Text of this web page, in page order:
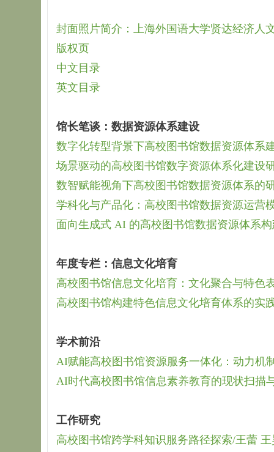
封面照片简介：上海外国语大学贤达经济人
版权页
中文目录
英文目录
馆长笔谈：数据资源体系建设
数字化转型背景下高校图书馆数据资源体系
场景驱动的高校图书馆数字资源体系化建设
数智赋能视角下高校图书馆数据资源体系的
学科化与产品化：高校图书馆数据资源运营
面向生成式 AI 的高校图书馆数据资源体系
年度专栏：信息文化培育
高校图书馆信息文化培育：文化聚合与特色
高校图书馆构建特色信息文化培育体系的实
学术前沿
AI赋能高校图书馆资源服务一体化：动力机
AI时代高校图书馆信息素养教育的现状扫描
工作研究
高校图书馆跨学科知识服务路径探索/王蕾